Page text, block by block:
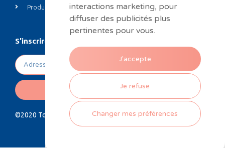
interactions marketing, pour
diffuser des publicités plus
pertinentes pour vous.
J'accepte
Je refuse
Changer mes préférences
Produits
Contact
S'inscrire à notre newsletter
ENVOYER
©2020 Tous droits réservés. Design by Hungry Nuggets